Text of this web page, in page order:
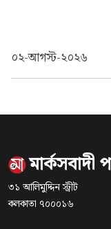
০২-আগস্ট-২০২৬
মার্কসবাদী
৩১ আলিমুদ্দিন স্ট্রীট
কলকাতা ৭০০০১৬